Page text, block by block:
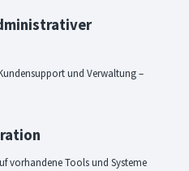
und Verwaltung –
vorhandene Tools und Systeme